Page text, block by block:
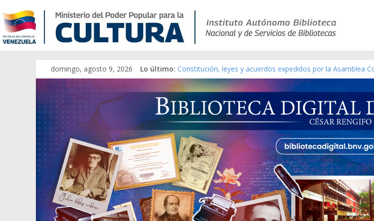
domingo, agosto 9, 2026 Lo último: Constitución, leyes y acuerdos expedidos por la Asamblea
Una Parálisis [material gráfico]
Modesta Bor Sánchez [material gráfico]
Gaceta Oficial de la República de Venezuela año CXXXIII
Catálogo temático de obras de Modesta Bor